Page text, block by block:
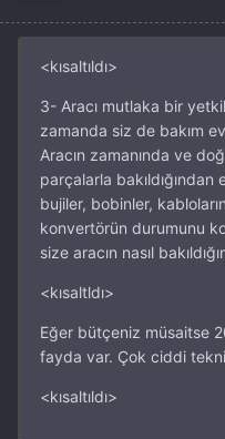
<kısaltıldı>
3- Aracı mutlaka bir
zamanda siz de bakım
Aracın zamanında ve
parçalarla
bujiler, bobinler,
konvertörün durumunu
size aracın nasıl
<kısaltldı>
Eğer bütçeniz müsaitse
fayda var. Çok ciddi
<kısaltıldı>